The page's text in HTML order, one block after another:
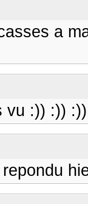
a
vu :)) :)) :))